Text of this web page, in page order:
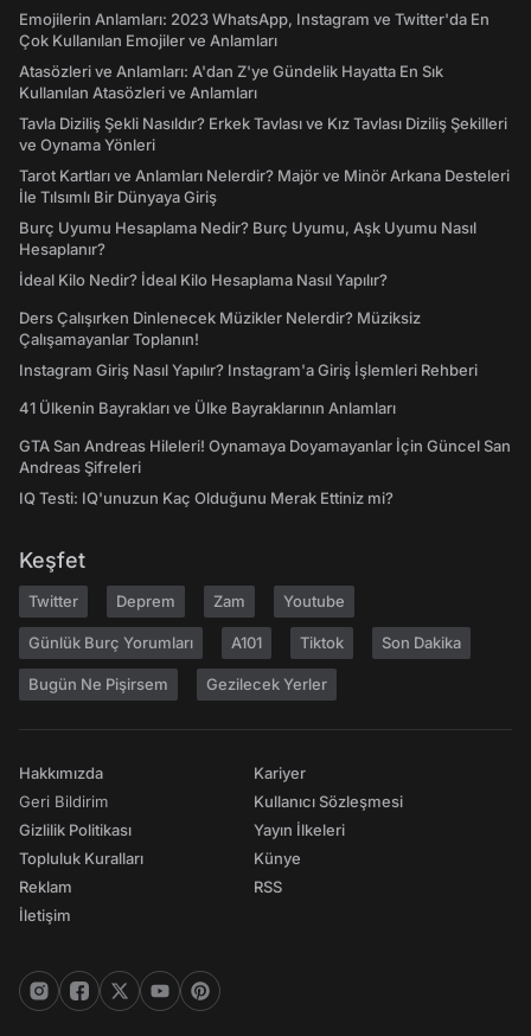
Emojilerin Anlamları: 2023 WhatsApp, Instagram ve Twitter'da En
Çok Kullanılan Emojiler ve Anlamları
Atasözleri ve Anlamları: A'dan Z'ye Gündelik Hayatta En Sık
Kullanılan Atasözleri ve Anlamları
Tavla Diziliş Şekli Nasıldır? Erkek Tavlası ve Kız Tavlası Diziliş Şekilleri
ve Oynama Yönleri
Tarot Kartları ve Anlamları Nelerdir? Majör ve Minör Arkana Desteleri
İle Tılsımlı Bir Dünyaya Giriş
Burç Uyumu Hesaplama Nedir? Burç Uyumu, Aşk Uyumu Nasıl
Hesaplanır?
İdeal Kilo Nedir? İdeal Kilo Hesaplama Nasıl Yapılır?
Ders Çalışırken Dinlenecek Müzikler Nelerdir? Müziksiz
Çalışamayanlar Toplanın!
Instagram Giriş Nasıl Yapılır? Instagram'a Giriş İşlemleri Rehberi
41 Ülkenin Bayrakları ve Ülke Bayraklarının Anlamları
GTA San Andreas Hileleri! Oynamaya Doyamayanlar İçin Güncel San
Andreas Şifreleri
IQ Testi: IQ'unuzun Kaç Olduğunu Merak Ettiniz mi?
Keşfet
Twitter Deprem Zam Youtube
Günlük Burç Yorumları A101 Tiktok Son Dakika
Bugün Ne Pişirsem Gezilecek Yerler
Hakkımızda
Geri Bildirim
Gizlilik Politikası
Topluluk Kuralları
Reklam
İletişim
Kariyer
Kullanıcı Sözleşmesi
Yayın İlkeleri
Künye
RSS